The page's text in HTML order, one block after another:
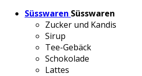
Süsswaren Süsswaren
Zucker und Kandis
Sirup
Tee-Gebäck
Schokolade
Lattes